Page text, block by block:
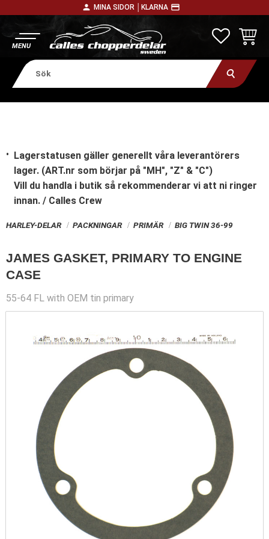
person MINA SIDOR │ KLARNA payment
Lagerstatusen gäller generellt våra leverantörers
lager. (ART.nr som börjar på "MH", "Z" & "C")
Vill du handla i butik så rekommenderar vi att ni ringer
innan. / Calles Crew
HARLEY-DELAR PACKNINGAR PRIMÄR BIG TWIN 36-99
JAMES GASKET, PRIMARY TO ENGINE
CASE
55-64 FL with OEM tin primary